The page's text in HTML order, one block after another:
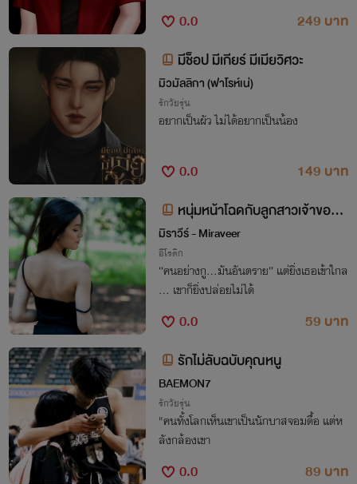
0.0
249 บาท
มีช็อป มีเกียร์ มีเมียวิศวะ
มิวมัลลิกา (ฟาโรห์เน่)
รักวัยรุ่น
อยากเป็นผัว ไม่ได้อยากเป็นน้อง
0.0
149 บาท
หนุ่มหน้าโฉดกับลูกสาวเจ้าของตึ
กเช่า 25+
มิราวีร์ - Miraveer
อีโรติก
“คนอย่างกู…มันอันตราย” แต่ยิ่งเธอเข้าใกล
้… เขาก็ยิ่งปล่อยไม่ได้
0.0
59 บาท
รักไม่ลับฉบับคุณหนู
BAEMON7
รักวัยรุ่น
"คนทั้งโลกเห็นเขาเป็นนักบาสจอมดื้อ แต่ห
ลังกล้องเขา
0.0
89 บาท